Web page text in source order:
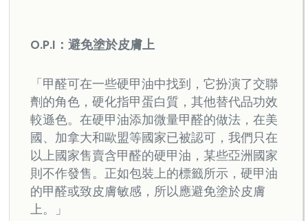
O.P.I：避免塗於皮膚上
「甲醛可在一些硬甲油中找到，它扮演了交聯
劑的角色，硬化指甲蛋白質，其他替代品功效
較遜色。在硬甲油添加微量甲醛的做法，在美
國、加拿大和歐盟等國家已被認可，我們只在
以上國家售賣含甲醛的硬甲油，某些亞洲國家
則不作發售。正如包裝上的標籤所示，硬甲油
的甲醛或致皮膚敏感，所以應避免塗於皮膚
上。」